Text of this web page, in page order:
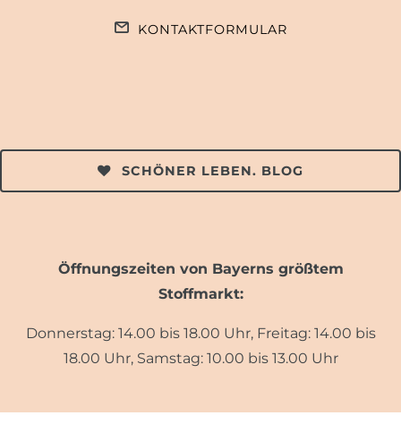
KONTAKTFORMULAR
SCHÖNER LEBEN. BLOG
Öffnungszeiten von Bayerns größtem
Stoffmarkt:
Donnerstag: 14.00 bis 18.00 Uhr, Freitag: 14.00 bis
18.00 Uhr, Samstag: 10.00 bis 13.00 Uhr